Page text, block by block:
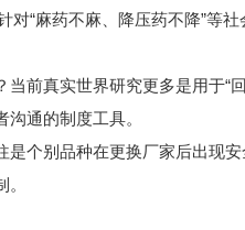
“麻药不麻、降压药不降”等
真实世界研究更多是用于“回
通的制度工具。
别品种在更换厂家后出现